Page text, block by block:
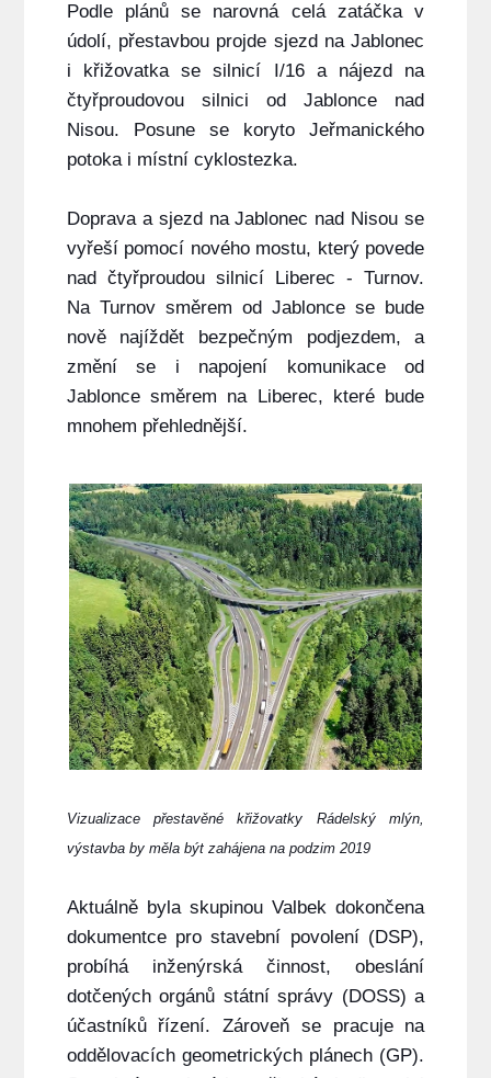
Podle plánů se narovná celá zatáčka v
údolí, přestavbou projde sjezd na Jablonec
i křižovatka se silnicí I/16 a nájezd na
čtyřproudovou silnici od Jablonce nad
Nisou. Posune se koryto Jeřmanického
potoka i místní cyklostezka.
Doprava a sjezd na Jablonec nad Nisou se
vyřeší pomocí nového mostu, který povede
nad čtyřproudou silnicí Liberec - Turnov.
Na Turnov směrem od Jablonce se bude
nově najíždět bezpečným podjezdem, a
změní se i napojení komunikace od
Jablonce směrem na Liberec, které bude
mnohem přehlednější.
Vizualizace přestavěné křižovatky Rádelský mlýn,
výstavba by měla být zahájena na podzim 2019
Aktuálně byla skupinou Valbek dokončena
dokumentce pro stavební povolení (DSP),
probíhá inženýrská činnost, obeslání
dotčených orgánů státní správy (DOSS) a
účastníků řízení. Zároveň se pracuje na
oddělovacích geometrických plánech (GP).